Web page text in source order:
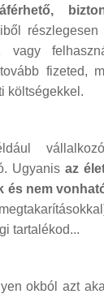
vagy
fizeted,
költségekkel.
Ugyanis az
és nem
tartalékod...
okból azt